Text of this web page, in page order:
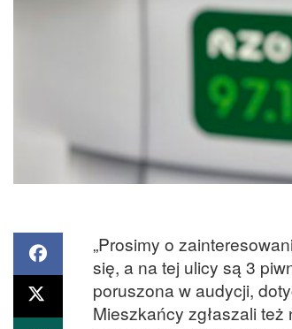
„Prosimy o
się, a na tej ulicy są 3
poruszona w audycji,
Mieszkańcy zgłaszali